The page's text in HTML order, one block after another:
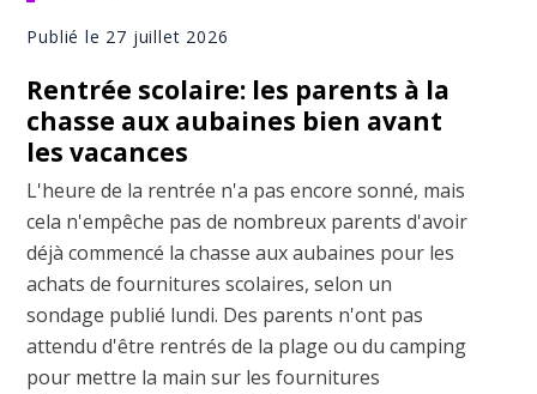
Publié le 27 juillet 2026
Rentrée scolaire: les parents à la
chasse aux aubaines bien avant
les vacances
L'heure de la rentrée n'a pas encore sonné, mais
cela n'empêche pas de nombreux parents d'avoir
déjà commencé la chasse aux aubaines pour les
achats de fournitures scolaires, selon un
sondage publié lundi. Des parents n'ont pas
attendu d'être rentrés de la plage ou du camping
pour mettre la main sur les fournitures